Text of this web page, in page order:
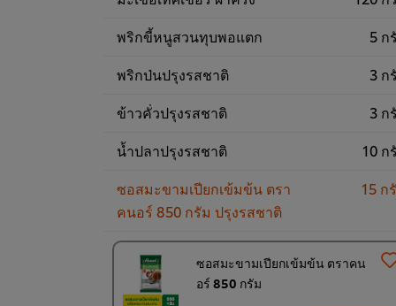
พริกขี้หนูสวนทุบพอแตก
5 ก
พริกป่นปรุงรสชาติ
3 ก
ข้าวคั่วปรุงรสชาติ
3 ก
น้ำปลาปรุงรสชาติ
10 ก
ซอสมะขามเปียกเข้มข้น ตรา
คนอร์ 850 กรัม ปรุงรสชาติ
15 ก
ซอสมะขามเปียกเข้มข้น ตราคน
อร์ 850 กรัม